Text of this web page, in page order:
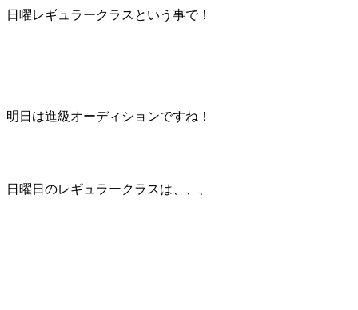
日曜レギュラークラスという事で！
明日は進級オーディションですね！
日曜日のレギュラークラスは、、、